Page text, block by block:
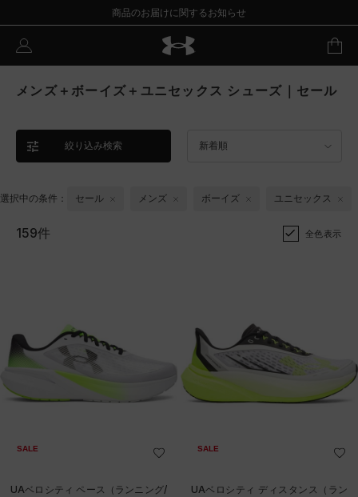
商品のお届けに関するお知らせ
メンズ＋ボーイズ＋ユニセックス シューズ｜セール
絞り込み検索 新着順
選択中の条件： セール メンズ ボーイズ ユニセックス
159件 全色表示
SALE
UAベロシティ ペース（ランニング/
SALE
UAベロシティ ディスタンス（ラン